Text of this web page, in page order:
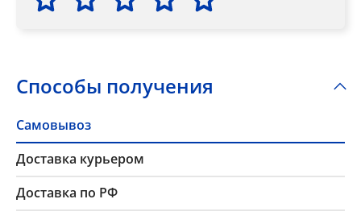
Способы получения
Самовывоз
Доставка курьером
Доставка по РФ